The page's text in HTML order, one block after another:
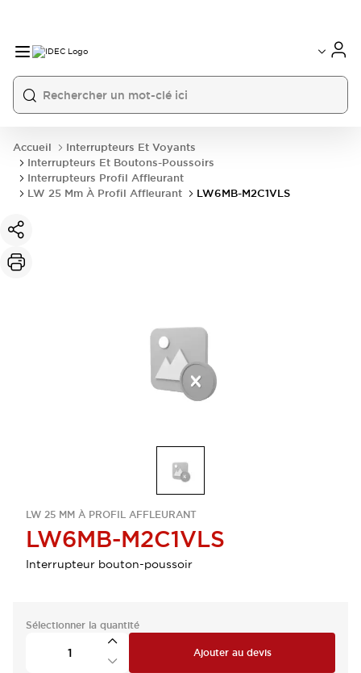
Accueil
Interrupteurs Et Voyants
Interrupteurs Et Boutons-Poussoirs
Interrupteurs Profil Affleurant
LW 25 Mm À Profil Affleurant
LW6MB-M2C1VLS
LW 25 MM À PROFIL AFFLEURANT
LW6MB-M2C1VLS
Interrupteur bouton-poussoir
Sélectionner la quantité
Ajouter au devis